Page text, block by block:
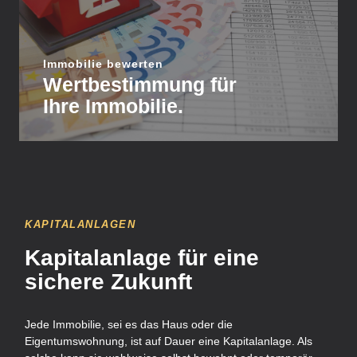
Immobilie bewerten
Wertbestimmung für
Ihre Immobilie.
Mit einer präzisen und marktgerechten Bewertung
helfen wir Ihnen, den Wert Ihrer Immobilie realistisch
einzuschätzen – egal, ob für den Kauf, Verkauf oder
eine Finanzierungsentscheidung.
KAPITALANLAGEN
Kapitalanlage für eine
sichere Zukunft
Jede Immobilie, sei es das Haus oder die
Eigentumswohnung, ist auf Dauer eine Kapitalanlage. Als